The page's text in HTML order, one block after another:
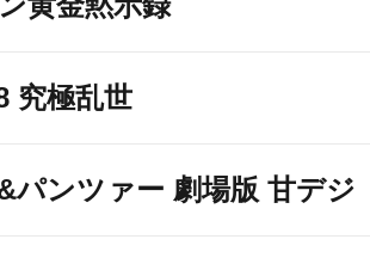
究極乱世
パンツァー 劇場版 甘デジ